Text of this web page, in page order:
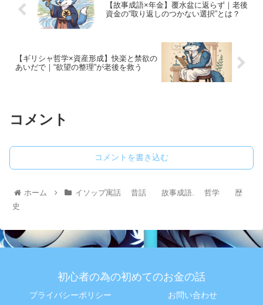
【故事成語×年金】覆水盆に返らず｜老後
資金の“取り返しのつかない選択”とは？
【ギリシャ哲学×資産形成】快楽と禁欲の
あいだで｜“欲望の整理”が老後を救う
コメント
コメントを書き込む
ホーム
イソップ寓話 昔話 故事成語. 哲学 歴
史
初心者の為の初めてのお金の話
プライバシーポリシー お問い合わせ